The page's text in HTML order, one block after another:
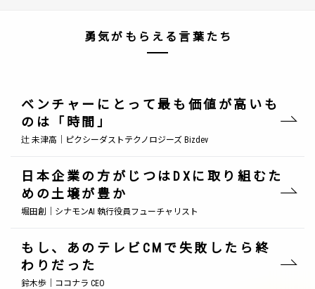
勇気がもらえる言葉たち
ベンチャーにとって最も価値が高いも
のは「時間」
辻 未津高｜ピクシーダストテクノロジーズ Bizdev
日本企業の方がじつはDXに取り組むた
めの土壌が豊か
堀田創｜シナモンAI 執行役員フューチャリスト
もし、あのテレビCMで失敗したら終
わりだった
鈴木歩｜ココナラ CEO